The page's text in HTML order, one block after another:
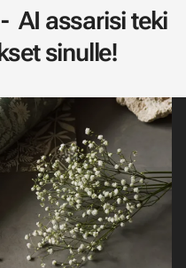
AI assarisi teki
sinulle!